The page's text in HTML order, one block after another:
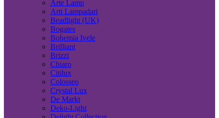
Arte Lamp
Arti Lampadari
Beadlight (UK)
Bogates
Bohemia Ivele
Brilliant
Brizzi
Chiaro
Citilux
Colosseo
Crystal Lux
De Markt
Deko-Light